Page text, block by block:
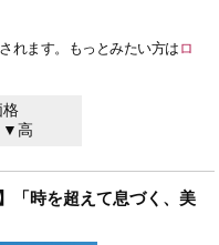
れます。もっとみたい方は ロ
格
▼高
「時を超えて息づく、美